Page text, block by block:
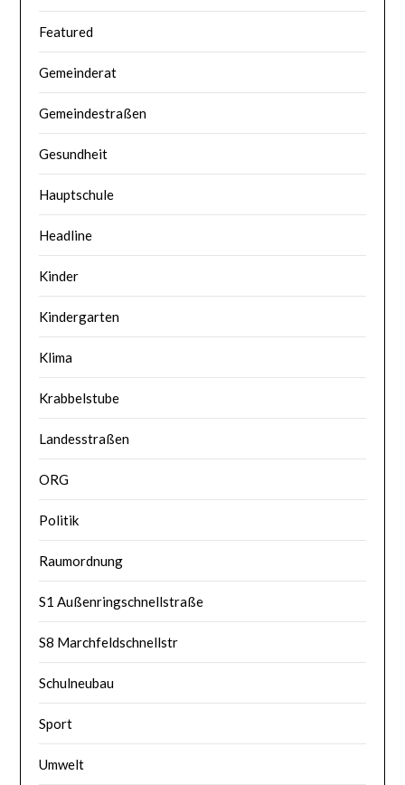
Featured
Gemeinderat
Gemeindestraßen
Gesundheit
Hauptschule
Headline
Kinder
Kindergarten
Klima
Krabbelstube
Landesstraßen
ORG
Politik
Raumordnung
S1 Außenringschnellstraße
S8 Marchfeldschnellstr
Schulneubau
Sport
Umwelt